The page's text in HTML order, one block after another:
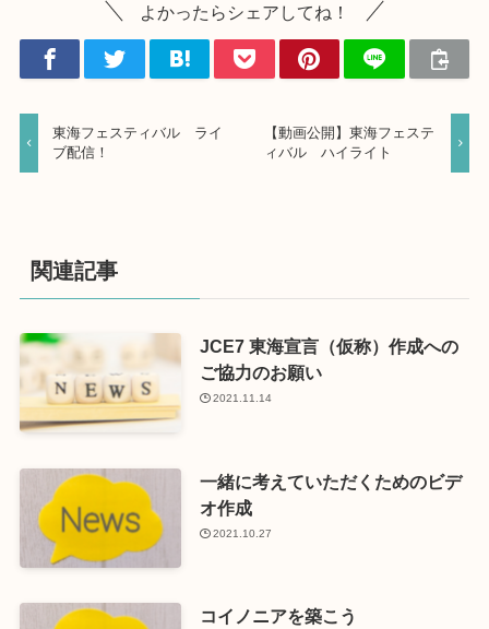
よかったらシェアしてね！
東海フェスティバル ライ
ブ配信！
【動画公開】東海フェステ
ィバル ハイライト
関連記事
JCE7 東海宣言（仮称）作成への
ご協力のお願い
2021.11.14
一緒に考えていただくためのビデ
オ作成
2021.10.27
コイノニアを築こう